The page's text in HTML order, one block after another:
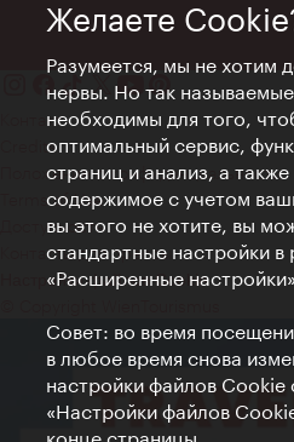
Контакт
Credits
Положение о конфиденциальности
Terms of Use
Доступность
Контакты для прессы
Настройки файлов Cookie
Желаете
Разумеется, мы не хотим
нервы. Но так
необходимы для того,
оптимальный сервис,
страниц и анализ, а
содержимое с учетом
вы этого не хотите, вы
стандартные настройки в
«Расширенные
Совет: во время
в любое время снова
настройки файлов
«Настройки файлов